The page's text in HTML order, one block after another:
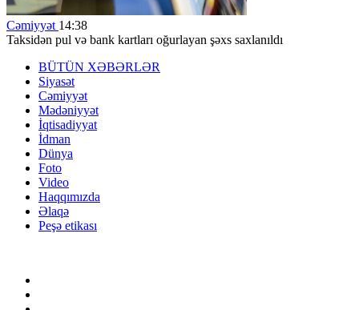
Cəmiyyət 14:38
Taksidən pul və bank kartları oğurlayan şəxs saxlanıldı
BÜTÜN XƏBƏRLƏR
Siyasət
Cəmiyyət
Mədəniyyət
İqtisadiyyat
İdman
Dünya
Foto
Video
Haqqımızda
Əlaqə
Peşə etikası